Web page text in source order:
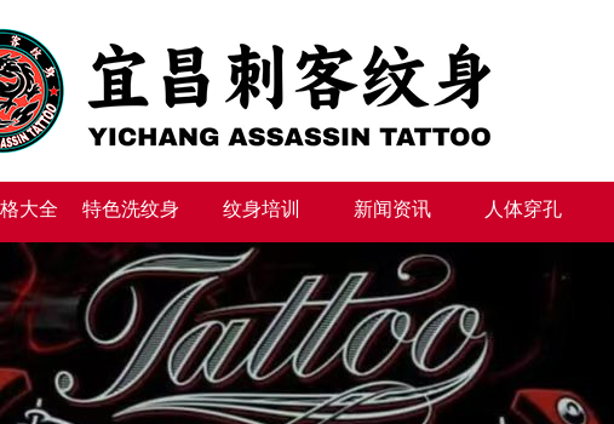
大全 特色洗纹身 纹身培训 新闻资讯 人体穿孔